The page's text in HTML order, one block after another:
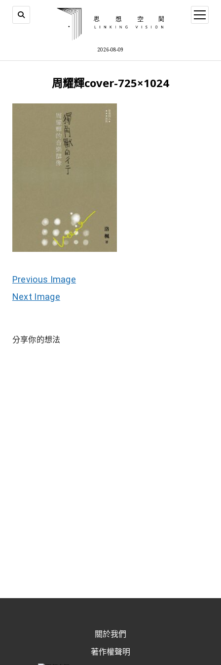
2026-08-09
open
menu
周耀輝cover-725×1024
Previous Image
Next Image
分享你的想法
關於我們
著作權聲明